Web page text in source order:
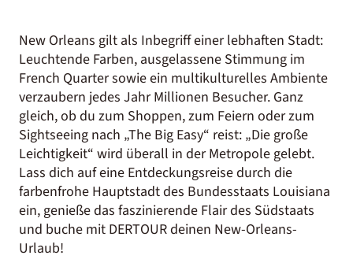
New Orleans gilt als Inbegriff einer lebhaften Stadt:
Leuchtende Farben, ausgelassene Stimmung im
French Quarter sowie ein multikulturelles Ambiente
verzaubern jedes Jahr Millionen Besucher. Ganz
gleich, ob du zum Shoppen, zum Feiern oder zum
Sightseeing nach „The Big Easy“ reist: „Die große
Leichtigkeit“ wird überall in der Metropole gelebt.
Lass dich auf eine Entdeckungsreise durch die
farbenfrohe Hauptstadt des Bundesstaats Louisiana
ein, genieße das faszinierende Flair des Südstaats
und buche mit DERTOUR deinen New-Orleans-
Urlaub!